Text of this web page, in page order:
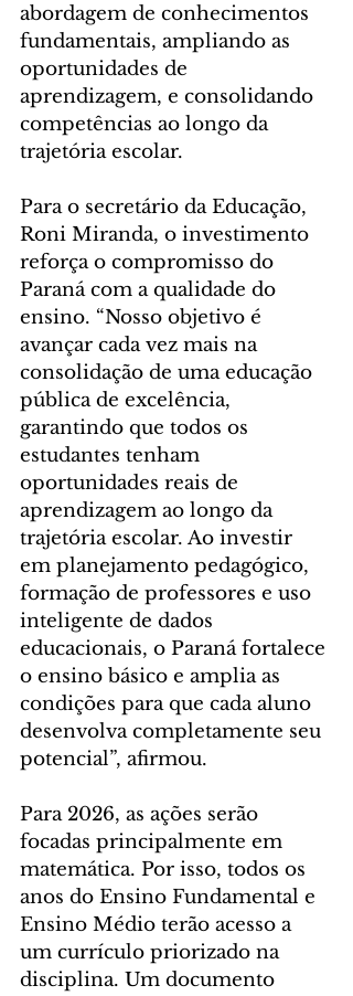
abordagem de conhecimentos
fundamentais, ampliando as
oportunidades de
aprendizagem, e consolidando
competências ao longo da
trajetória escolar.
Para o secretário da Educação,
Roni Miranda, o investimento
reforça o compromisso do
Paraná com a qualidade do
ensino. “Nosso objetivo é
avançar cada vez mais na
consolidação de uma educação
pública de excelência,
garantindo que todos os
estudantes tenham
oportunidades reais de
aprendizagem ao longo da
trajetória escolar. Ao investir
em planejamento pedagógico,
formação de professores e uso
inteligente de dados
educacionais, o Paraná fortalece
o ensino básico e amplia as
condições para que cada aluno
desenvolva completamente seu
potencial”, afirmou.
Para 2026, as ações serão
focadas principalmente em
matemática. Por isso, todos os
anos do Ensino Fundamental e
Ensino Médio terão acesso a
um currículo priorizado na
disciplina. Um documento